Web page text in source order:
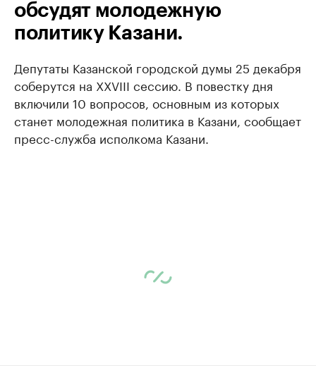
обсудят молодежную
политику Казани.
Депутаты Казанской городской думы 25 декабря
соберутся на XXVIII сессию. В повестку дня
включили 10 вопросов, основным из которых
станет молодежная политика в Казани, сообщает
пресс-служба исполкома Казани.